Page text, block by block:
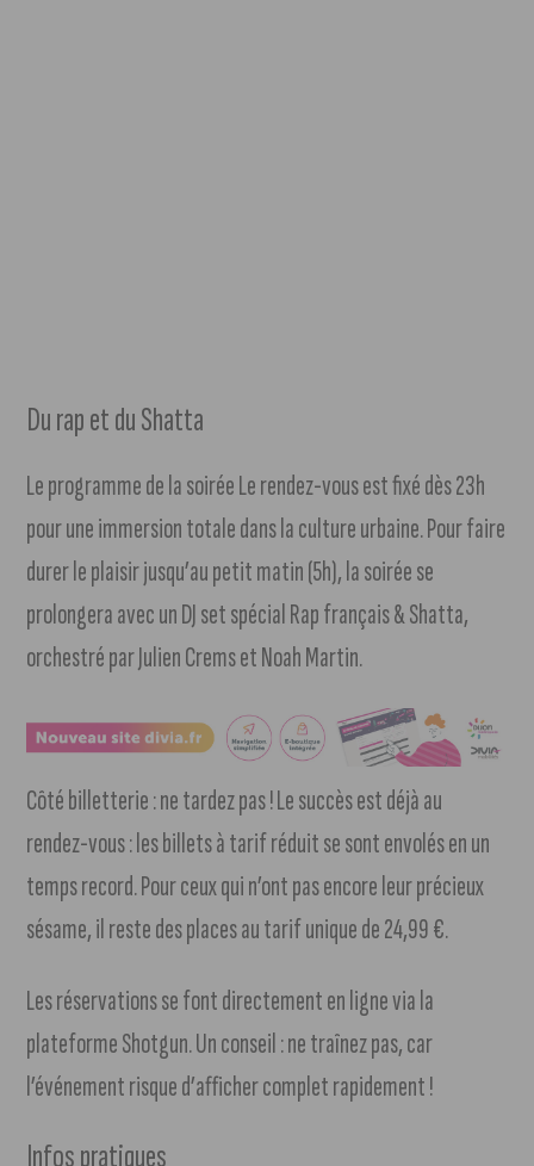
Du rap et du Shatta
Le programme de la soirée Le rendez-vous est fixé dès 23h
pour une immersion totale dans la culture urbaine. Pour faire
durer le plaisir jusqu’au petit matin (5h), la soirée se
prolongera avec un DJ set spécial Rap français & Shatta,
orchestré par Julien Crems et Noah Martin.
Côté billetterie : ne tardez pas ! Le succès est déjà au
rendez-vous : les billets à tarif réduit se sont envolés en un
temps record. Pour ceux qui n’ont pas encore leur précieux
sésame, il reste des places au tarif unique de 24,99 €.
Les réservations se font directement en ligne via la
plateforme Shotgun. Un conseil : ne traînez pas, car
l’événement risque d’afficher complet rapidement !
Infos pratiques